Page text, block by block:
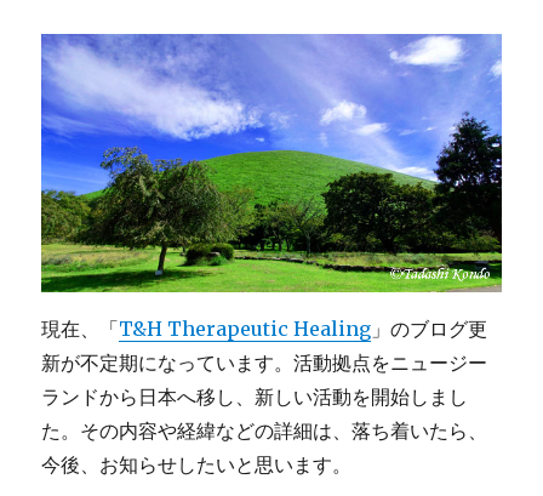
シ
ピ
覧
に
し
ま
し
た
に
現在、「T&H Therapeutic Healing 」のブログ更
新が不定期になっています。活動拠点をニュージー
ランドから日本へ移し、新しい活動を開始しまし
た。その内容や経緯などの詳細は、落ち着いたら、
今後、お知らせしたいと思います。